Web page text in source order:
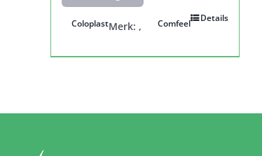
Details
Merk:
Coloplast , Comfeel